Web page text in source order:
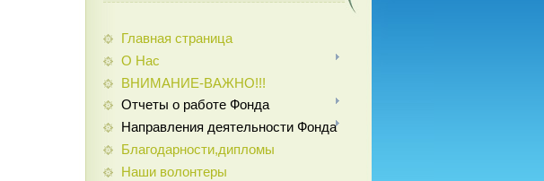
Главная страница
О Нас
ВНИМАНИЕ-ВАЖНО!!!
Отчеты о работе Фонда
Направления деятельности Фонда
Благодарности,дипломы
Наши волонтеры